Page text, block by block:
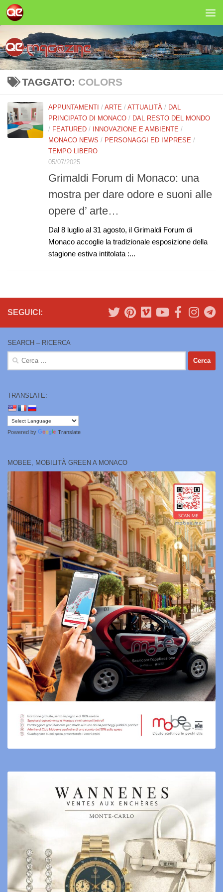
Salta al contenuto
TAGGATO: COLORS
APPUNTAMENTI / ARTE / ATTUALITÀ / DAL
PRINCIPATO DI MONACO / DAL RESTO DEL MONDO
/ FEATURED / INNOVAZIONE E AMBIENTE /
MONACO NEWS / PERSONAGGI ED IMPRESE /
TEMPO LIBERO
05/07/2025
Grimaldi Forum di Monaco: una
mostra per dare odore e suoni alle
opere d’ arte…
Dal 8 luglio al 31 agosto, il Grimaldi Forum di
Monaco accoglie la tradizionale esposizione della
stagione estiva intitolata :...
SEGUICI:
SEARCH – RICERCA
Ricerca
TRANSLATE:
Powered by Translate
MOBEE, MOBILITÀ GREEN A MONACO